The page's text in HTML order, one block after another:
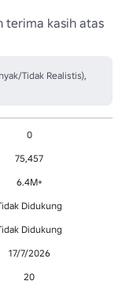
terima kasih atas
Tidak Realistis),
0
75,457
6.4M+
Didukung
Didukung
17/7/2026
20